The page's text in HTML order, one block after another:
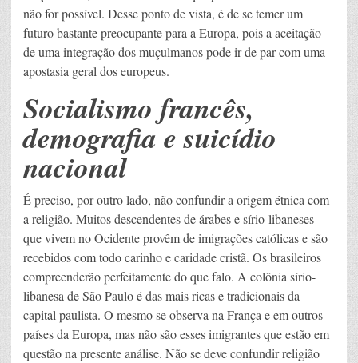
não for possível. Desse ponto de vista, é de se temer um
futuro bastante preocupante para a Europa, pois a aceitação
de uma integração dos muçulmanos pode ir de par com uma
apostasia geral dos europeus.
Socialismo francês,
demografia e suicídio
nacional
É preciso, por outro lado, não confundir a origem étnica com
a religião. Muitos descendentes de árabes e sírio-libaneses
que vivem no Ocidente provêm de imigrações católicas e são
recebidos com todo carinho e caridade cristã. Os brasileiros
compreenderão perfeitamente do que falo. A colônia sírio-
libanesa de São Paulo é das mais ricas e tradicionais da
capital paulista. O mesmo se observa na França e em outros
países da Europa, mas não são esses imigrantes que estão em
questão na presente análise. Não se deve confundir religião